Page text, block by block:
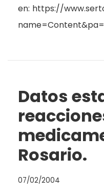
en: https://
Datos
Rosario.
07/02/2004